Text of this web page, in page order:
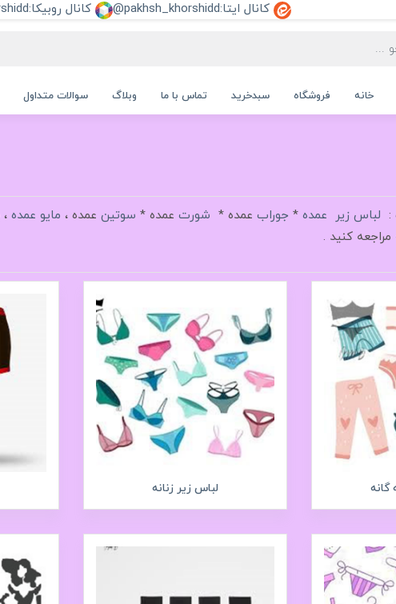
کانال ایتا:pakhsh_khorshidd@ کانال روبیکا:pakhsh-khorshidd@
خانه فروشگاه سبدخرید تماس با ما وبلاگ سوالات متداول
: لباس زیر عمده * جوراب عمده * شورت عمده * سوتین عمده ، مایو عمده ،
کنید .
گانه لباس زیر زنانه